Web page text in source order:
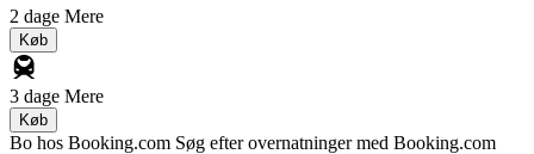
2 dage Mere
Køb
3 dage Mere
Køb
Bo hos Booking.com Søg efter overnatninger med Booking.com